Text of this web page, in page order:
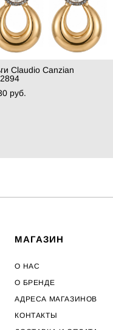
Claudio Canzian
pуб.
МАГАЗИН
О НАС
О БРЕНДЕ
АДРЕСА МАГАЗИНОВ
КОНТАКТЫ